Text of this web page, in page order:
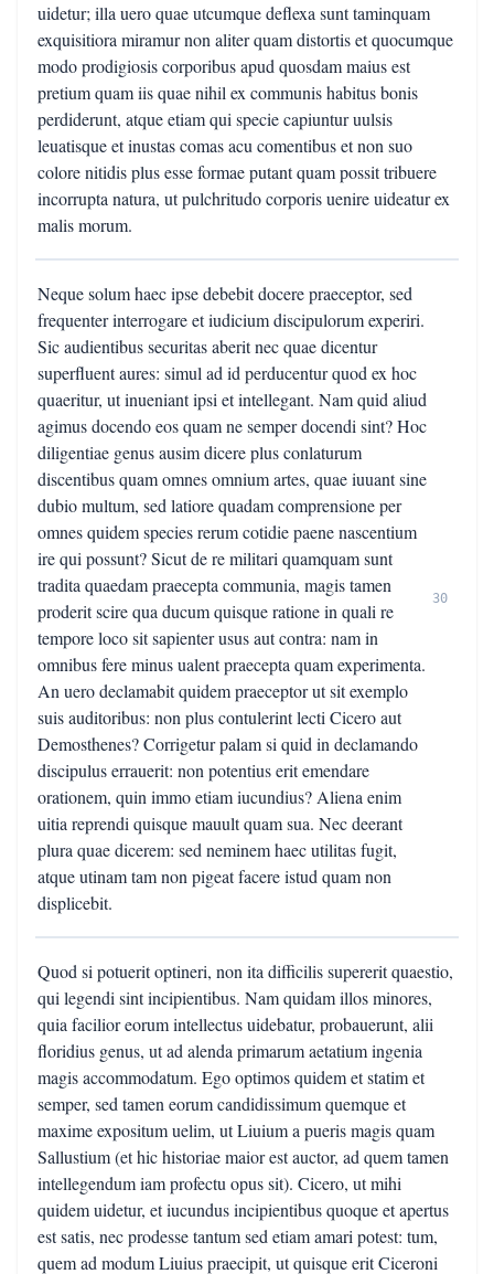
uidetur; illa uero quae utcumque deflexa sunt taminquam
exquisitiora miramur non aliter quam distortis et quocumque
modo prodigiosis corporibus apud quosdam maius est
pretium quam iis quae nihil ex communis habitus bonis
perdiderunt, atque etiam qui specie capiuntur uulsis
leuatisque et inustas comas acu comentibus et non suo
colore nitidis plus esse formae putant quam possit tribuere
incorrupta natura, ut pulchritudo corporis uenire uideatur ex
malis morum.
Neque solum haec ipse debebit docere praeceptor, sed
frequenter interrogare et iudicium discipulorum experiri.
Sic audientibus securitas aberit nec quae dicentur
superfluent aures: simul ad id perducentur quod ex hoc
quaeritur, ut inueniant ipsi et intellegant. Nam quid aliud
agimus docendo eos quam ne semper docendi sint? Hoc
diligentiae genus ausim dicere plus conlaturum
discentibus quam omnes omnium artes, quae iuuant sine
dubio multum, sed latiore quadam comprensione per
omnes quidem species rerum cotidie paene nascentium
ire qui possunt? Sicut de re militari quamquam sunt
tradita quaedam praecepta communia, magis tamen
proderit scire qua ducum quisque ratione in quali re
tempore loco sit sapienter usus aut contra: nam in
omnibus fere minus ualent praecepta quam experimenta.
An uero declamabit quidem praeceptor ut sit exemplo
suis auditoribus: non plus contulerint lecti Cicero aut
Demosthenes? Corrigetur palam si quid in declamando
discipulus errauerit: non potentius erit emendare
orationem, quin immo etiam iucundius? Aliena enim
uitia reprendi quisque mauult quam sua. Nec deerant
plura quae dicerem: sed neminem haec utilitas fugit,
atque utinam tam non pigeat facere istud quam non
displicebit.
30
Quod si potuerit optineri, non ita difficilis supererit quaestio,
qui legendi sint incipientibus. Nam quidam illos minores,
quia facilior eorum intellectus uidebatur, probauerunt, alii
floridius genus, ut ad alenda primarum aetatium ingenia
magis accommodatum. Ego optimos quidem et statim et
semper, sed tamen eorum candidissimum quemque et
maxime expositum uelim, ut Liuium a pueris magis quam
Sallustium (et hic historiae maior est auctor, ad quem tamen
intellegendum iam profectu opus sit). Cicero, ut mihi
quidem uidetur, et iucundus incipientibus quoque et apertus
est satis, nec prodesse tantum sed etiam amari potest: tum,
quem ad modum Liuius praecipit, ut quisque erit Ciceroni